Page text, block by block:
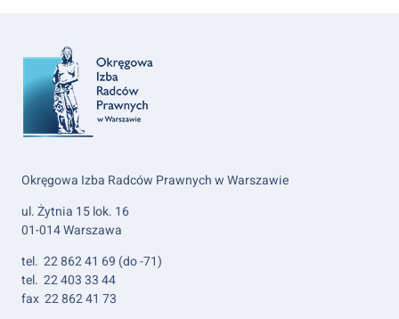
Okręgowa Izba Radców Prawnych w Warszawie
ul. Żytnia 15 lok. 16
01-014 Warszawa
tel. 22 862 41 69 (do -71)
tel. 22 403 33 44
fax 22 862 41 73